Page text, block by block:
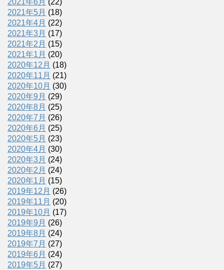
2021年5月 (18)
2021年4月 (22)
2021年3月 (17)
2021年2月 (15)
2021年1月 (20)
2020年12月 (18)
2020年11月 (21)
2020年10月 (30)
2020年9月 (29)
2020年8月 (25)
2020年7月 (26)
2020年6月 (25)
2020年5月 (23)
2020年4月 (30)
2020年3月 (24)
2020年2月 (24)
2020年1月 (15)
2019年12月 (26)
2019年11月 (20)
2019年10月 (17)
2019年9月 (26)
2019年8月 (24)
2019年7月 (27)
2019年6月 (24)
2019年5月 (27)